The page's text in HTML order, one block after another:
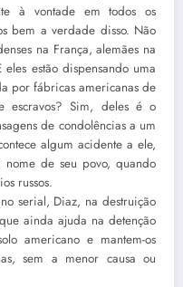
à vontade em todos os
bem a verdade disso. Não
na França, alemães na
estão dispensando uma
por fábricas americanas de
escravos? Sim, deles é o
de condolências a um
algum acidente a ele,
nome de seu povo, quando
russos.
serial, Diaz, na destruição
ainda ajuda na detenção
americano e mantem-os
sem a menor causa ou